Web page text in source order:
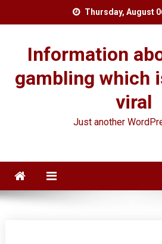
Thursday, August
Information
gambling which
viral
Just another